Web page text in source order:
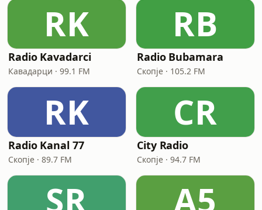
RK
Radio Kavadarci
Кавадарци · 99.1 FM
RB
Radio Bubamara
Скопје · 105.2 FM
RK
Radio Kanal 77
Скопје · 89.7 FM
CR
City Radio
Скопје · 94.7 FM
SR A5